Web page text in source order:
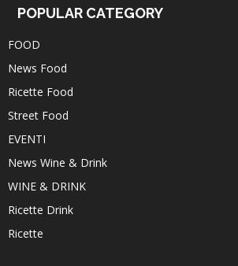
POPULAR CATEGORY
FOOD
News Food
Ricette Food
Street Food
EVENTI
News Wine & Drink
WINE & DRINK
Ricette Drink
Ricette